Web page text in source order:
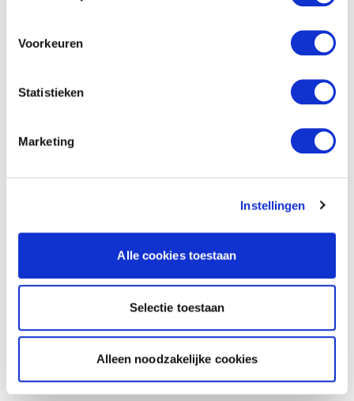
Voorkeuren
Statistieken
Marketing
Instellingen
Alle cookies toestaan
Selectie toestaan
Alleen noodzakelijke cookies